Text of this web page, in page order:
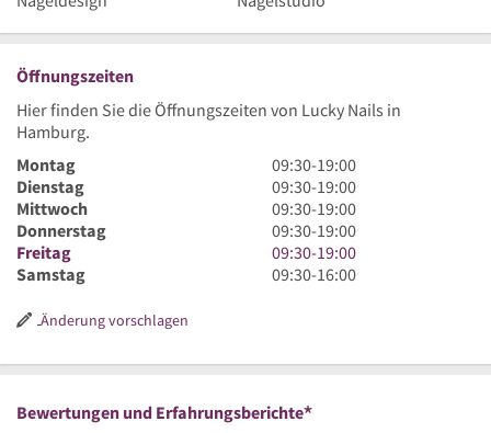
Öffnungszeiten
Hier finden Sie die Öffnungszeiten von Lucky Nails in
Hamburg.
Montag
9
Uhr
30
bis
19
Uhr
09:30-19:00
Dienstag
9
Uhr
30
bis
19
09:30-19:00
Mittwoch
9
Uhr
30
bis
09:30-19:00
Donnerstag
9
Uhr
30
09:30-19:00
Freitag
9
Uhr
Uhr
09:30-19:00
Samstag
9
16
09:30-16:00
Änderung vorschlagen
Bewertungen und Erfahrungsberichte*